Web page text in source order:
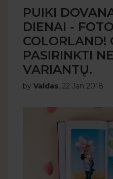
PUIKI
DIENAI -
COLORLAND!
PASIRINKTI
VARIANTŲ.
by Valdas, 22 Jan 2018